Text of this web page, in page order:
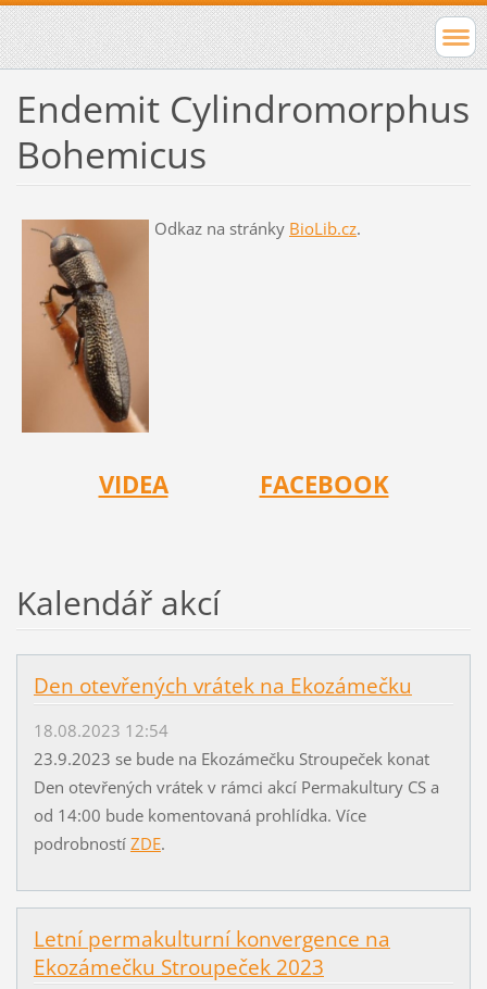
Endemit Cylindromorphus
Bohemicus
Odkaz na stránky BioLib.cz.
VIDEA FACEBOOK
Kalendář akcí
Den otevřených vrátek na Ekozámečku
18.08.2023 12:54
23.9.2023 se bude na Ekozámečku Stroupeček konat
Den otevřených vrátek v rámci akcí Permakultury CS a
od 14:00 bude komentovaná prohlídka. Více
podrobností ZDE.
Letní permakulturní konvergence na
Ekozámečku Stroupeček 2023